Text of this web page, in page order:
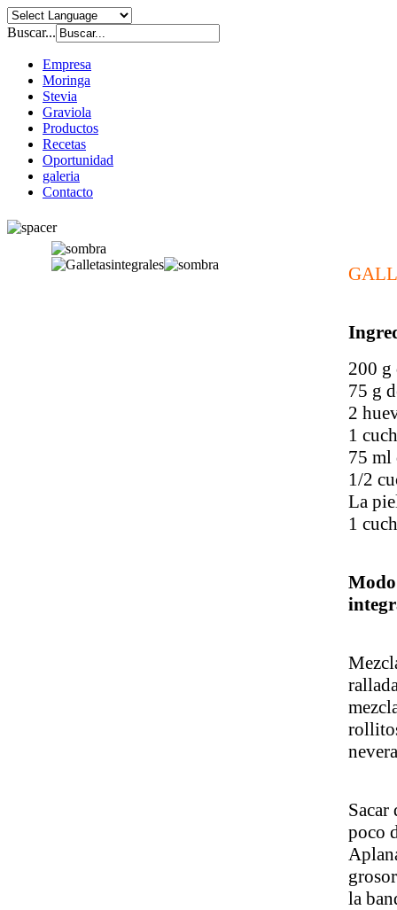
Buscar...
Empresa
Moringa
Stevia
Graviola
Productos
Recetas
Oportunidad
galeria
Contacto
200 g
75 g
2
1
75 ml
1/2
La
1
Sacar
poco
la